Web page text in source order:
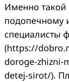
Именно
подопечному
специалисты
(https://
doroge-zhizni-
detej-sirot/).